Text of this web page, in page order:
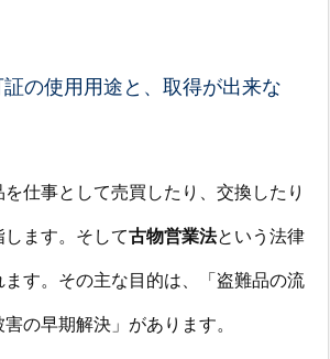
の使用用途と、取得が出来な
仕事として売買したり、交換したり
ます。そして古物営業法という法律
す。その主な目的は、「盗難品の流
の早期解決」があります。